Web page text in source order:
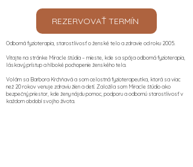
REZERVOVAŤ TERMÍN
Odborná fyzioterapia, starostlivosť o ženské telo a zdravie od roku 2005.
Vitajte na stránke Miracle štúdia – mieste, kde sa spája odborná fyzioterapia,
láskavý prístup a hlboké pochopenie ženského tela.
Volám sa Barbora Krchňavá a som celostná fyzioterapeutka, ktorá sa viac
než 20 rokov venuje zdraviu žien a detí. Založila som Miracle štúdio ako
bezpečný priestor, kde ženy nájdu pomoc, podporu a odbornú starostlivosť v
každom období svojho života.​